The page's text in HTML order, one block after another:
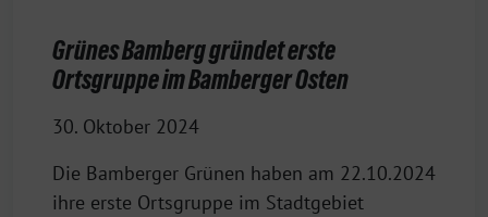
Grünes Bamberg gründet erste
Ortsgruppe im Bamberger Osten
30. Oktober 2024
Die Bamberger Grünen haben am 22.10.2024
ihre erste Ortsgruppe im Stadtgebiet